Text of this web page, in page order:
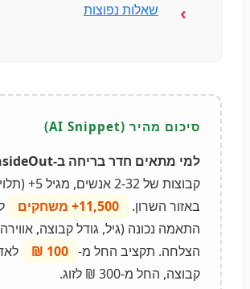
שאלות נפוצות
למי מתאים חדר בריחה ב-InsideOut?
קבוצות של 2-32
באזור השרון.
11,500+ משחקים
התאמה נכונה (גיל, גודל קבוצה,
הצלחה. תקציב החל מ- 100 ₪
קבוצה, החל מ-300 ₪ לזוג.